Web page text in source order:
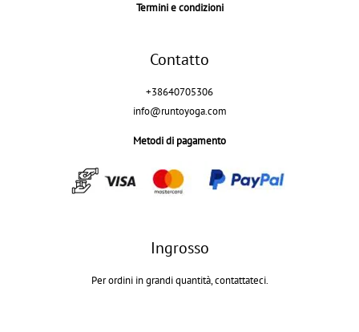
Termini e condizioni
Contatto
+38640705306
info@runtoyoga.com
Metodi di pagamento
Ingrosso
Per ordini in grandi quantità, contattateci.